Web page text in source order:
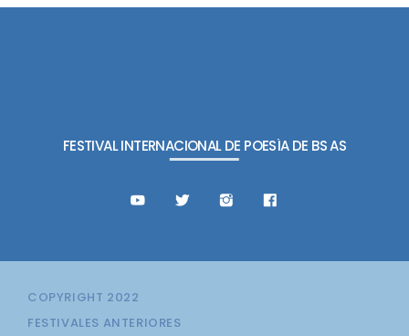
R
FESTIVAL INTERNACIONAL DE POESÍA DE BS AS
COPYRIGHT 2022
FESTIVALES ANTERIORES